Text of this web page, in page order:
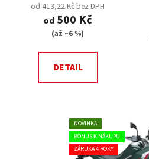
od 413,22 Kč bez DPH
od 500 Kč
(až –6 %)
DETAIL
NOVINKA
BONUS K NÁKUPU
ZÁRUKA 4 ROKY